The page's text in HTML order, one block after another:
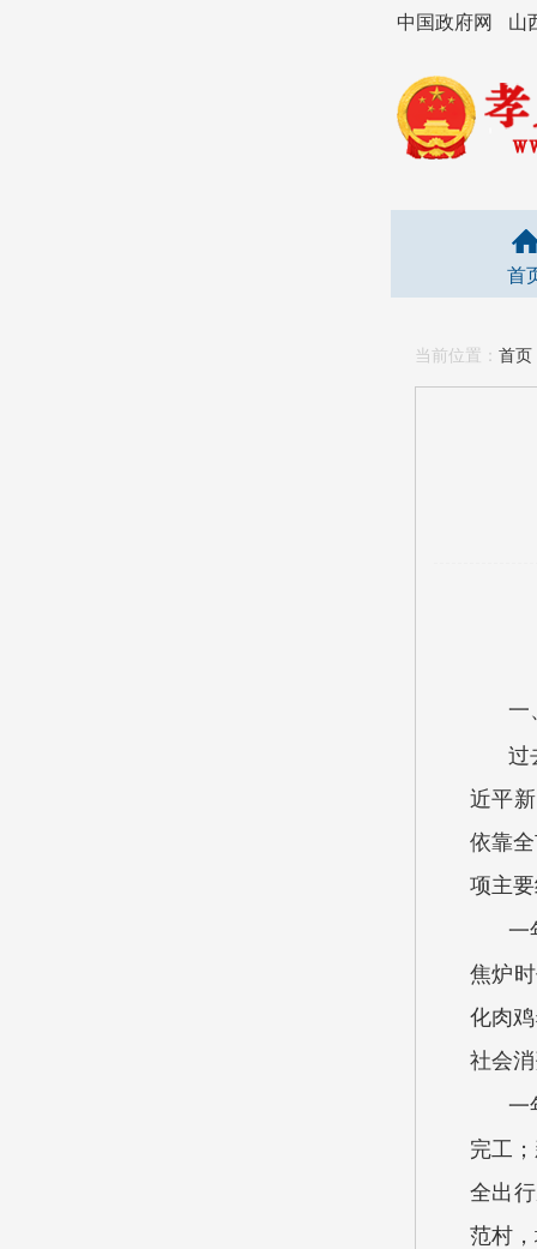
中国政府网 山
首
当前位置： 首页
一
过
近平
依靠
项主
一
焦炉
化肉
社会
一
完工
全出
范村